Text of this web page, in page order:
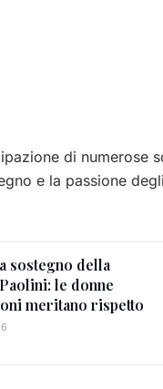
di
e la passione
sostegno della
le donne
meritano rispetto